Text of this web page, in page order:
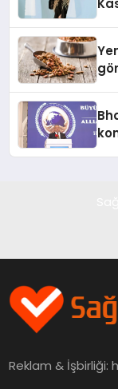
Reklam & İşbirliği: